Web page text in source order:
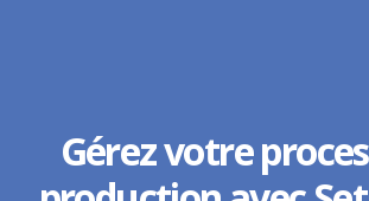
Gérez votre